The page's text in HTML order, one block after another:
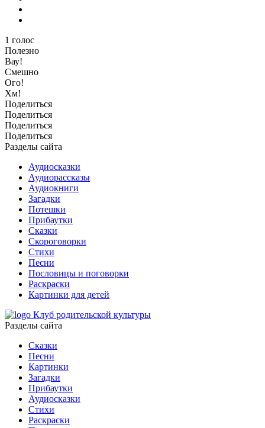
1 голос
Полезно
Вау!
Смешно
Ого!
Хм!
Поделиться
Поделиться
Поделиться
Поделиться
Разделы сайта
Аудиосказки
Аудиорассказы
Аудиокниги
Загадки
Потешки
Прибаутки
Сказки
Скороговорки
Стихи
Песни
Пословицы и поговорки
Раскраски
Картинки для детей
Клуб родительской культуры
Разделы сайта
Сказки
Песни
Картинки
Загадки
Прибаутки
Аудиосказки
Стихи
Раскраски